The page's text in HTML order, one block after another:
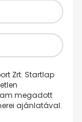
Zrt. Startlap
megadott
ajánlatával.